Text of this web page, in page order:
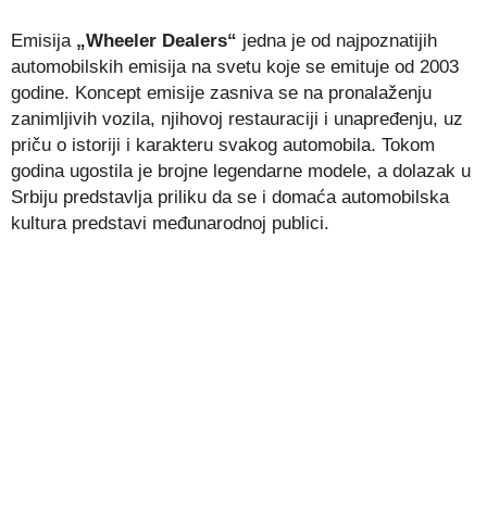
Emisija „Wheeler Dealers“ jedna je od najpoznatijih
automobilskih emisija na svetu koje se emituje od 2003
godine. Koncept emisije zasniva se na pronalaženju
zanimljivih vozila, njihovoj restauraciji i unapređenju, uz
priču o istoriji i karakteru svakog automobila. Tokom
godina ugostila je brojne legendarne modele, a dolazak u
Srbiju predstavlja priliku da se i domaća automobilska
kultura predstavi međunarodnoj publici.